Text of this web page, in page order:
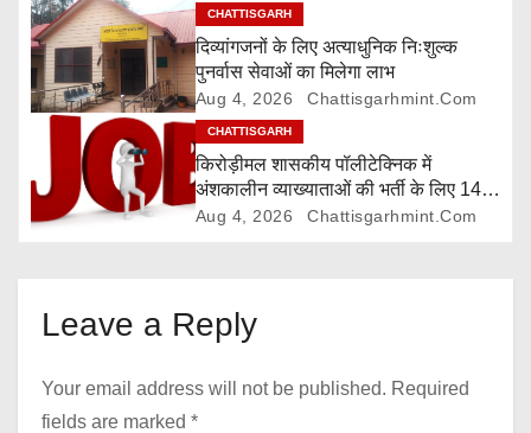
i
o
n
CHATTISGARH
दिव्यांगजनों के लिए अत्याधुनिक निःशुल्क
पुनर्वास सेवाओं का मिलेगा लाभ
Aug 4, 2026 Chattisgarhmint.com
CHATTISGARH
किरोड़ीमल शासकीय पॉलीटेक्निक में
अंशकालीन व्याख्याताओं की भर्ती के लिए 14
अगस्त तक आवेदन आमंत्रित
Aug 4, 2026 Chattisgarhmint.com
Leave a Reply
Your email address will not be published. Required
fields are marked *